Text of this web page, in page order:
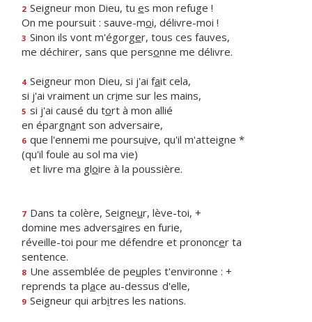
2 Seigneur mon Dieu, tu es mon refuge !
On me poursuit : sauve-moi, délivre-moi !
3 Sinon ils vont m'égorger, tous ces fauves,
me déchirer, sans que personne me délivre.
4 Seigneur mon Dieu, si j'ai fait cela,
si j'ai vraiment un crime sur les mains,
5 si j'ai causé du tort à mon allié
en épargnant son adversaire,
6 que l'ennemi me poursuive, qu'il m'atteigne *
(qu'il foule au sol ma vie)
et livre ma gloire à la poussière.
7 Dans ta colère, Seigneur, lève-toi, +
domine mes adversaires en furie,
réveille-toi pour me défendre et prononcer ta
sentence.
8 Une assemblée de peuples t'environne : +
reprends ta place au-dessus d'elle,
9 Seigneur qui arbitres les nations.